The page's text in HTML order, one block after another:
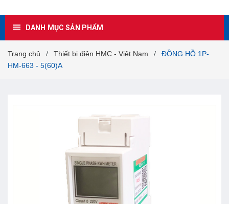
DANH MỤC SẢN PHẨM
Trang chủ / Thiết bị điện HMC - Việt Nam /
ĐỒNG HỒ 1P-
HM-663 - 5(60)A